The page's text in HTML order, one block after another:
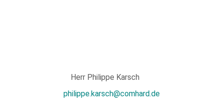
Herr Philippe Karsch
philippe.karsch@comhard.de